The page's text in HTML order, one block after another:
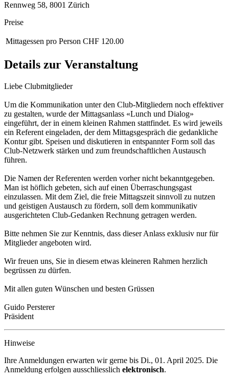
Rennweg 58, 8001 Zürich
Preise
Mittagessen pro Person CHF 120.00
Details zur Veranstaltung
Liebe Clubmitglieder
Um die Kommunikation unter den Club-Mitgliedern noch effektiver
zu gestalten, wurde der Mittagsanlass «Lunch und Dialog»
eingeführt, der in einem kleinen Rahmen stattfindet. Es wird jeweils
ein Referent eingeladen, der dem Mittagsgespräch die gedankliche
Kontur gibt. Speisen und diskutieren in entspannter Form soll das
Club-Netzwerk stärken und zum freundschaftlichen Austausch
führen.
Die Namen der Referenten werden vorher nicht bekanntgegeben.
Man ist höflich gebeten, sich auf einen Überraschungsgast
einzulassen. Mit dem Ziel, die freie Mittagszeit sinnvoll zu nutzen
und geistigen Austausch zu fördern, soll dem kommunikativ
ausgerichteten Club-Gedanken Rechnung getragen werden.
Bitte nehmen Sie zur Kenntnis, dass dieser Anlass exklusiv nur für
Mitglieder angeboten wird.
Wir freuen uns, Sie in diesem etwas kleineren Rahmen herzlich
begrüssen zu dürfen.
Mit allen guten Wünschen und besten Grüssen
Guido Persterer
Präsident
Hinweise
Ihre Anmeldungen erwarten wir gerne bis Di., 01. April 2025. Die
Anmeldung erfolgen ausschliesslich elektronisch.